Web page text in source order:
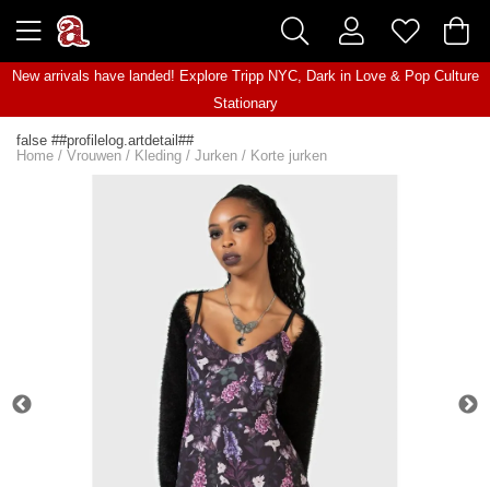
New arrivals have landed! Explore Tripp NYC, Dark in Love& Pop Culture
Stationary
false ##profilelog.artdetail##
Home / Vrouwen / Kleding / Jurken / Korte jurken